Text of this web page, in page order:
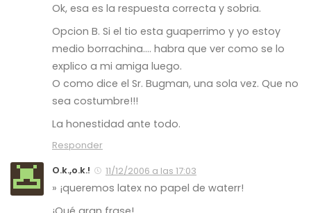
Ok, esa es la respuesta correcta y sobria.
Opcion B. Si el tio esta guaperrimo y yo estoy
medio borrachina…. habra que ver como se lo
explico a mi amiga luego.
O como dice el Sr. Bugman, una sola vez. Que no
sea costumbre!!!
La honestidad ante todo.
Responder
O.k.,o.k.!
11/12/2006 a las 17:03
» ¡queremos latex no papel de waterr!